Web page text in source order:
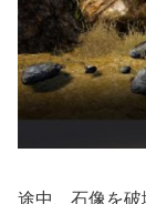
途中、石像を破